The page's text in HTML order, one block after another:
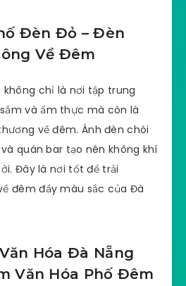
Đèn Đỏ – Đèn
Về Đêm
không chỉ là nơi tập trung
và ẩm thực mà còn là
về đêm. Ánh đèn chói
quán bar tạo nên không khí
Đây là nơi tốt để trải
đêm đầy màu sắc của Đà
Hóa Đà Nẵng
Văn Hóa Phố Đêm